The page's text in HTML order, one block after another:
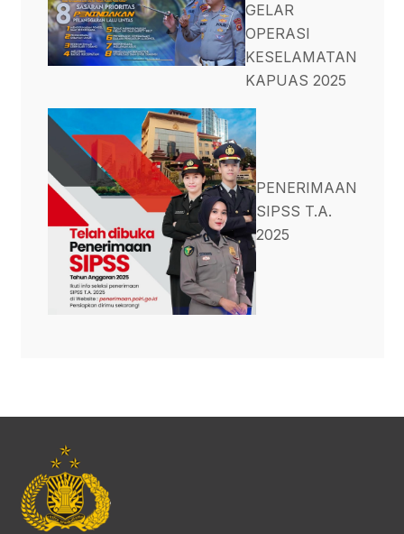
GELAR
OPERASI
KESELAMATAN
KAPUAS 2025
PENERIMAAN
SIPSS T.A.
2025